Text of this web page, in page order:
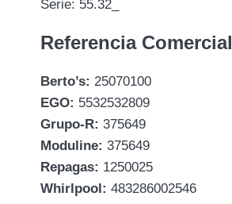
Serie: 55.32_
Referencia Comercial
Berto’s: 25070100
EGO: 5532532809
Grupo-R: 375649
Moduline: 375649
Repagas: 1250025
Whirlpool: 483286002546